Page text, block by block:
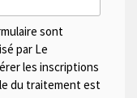
sont
par Le
les inscriptions
du traitement est